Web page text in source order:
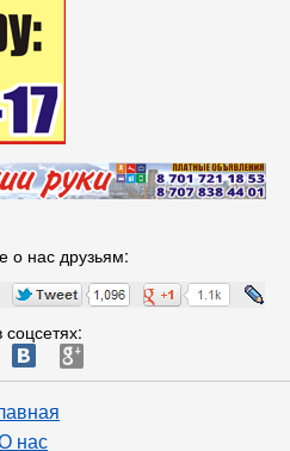
о нас друзьям:
æ è
нас